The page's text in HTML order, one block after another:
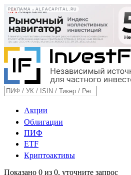
РЕКЛАМА • ALFACAPITAL.RU
Акции
Облигации
ПИФ
ETF
Криптоактивы
Показано 0 из 0, уточните запрос